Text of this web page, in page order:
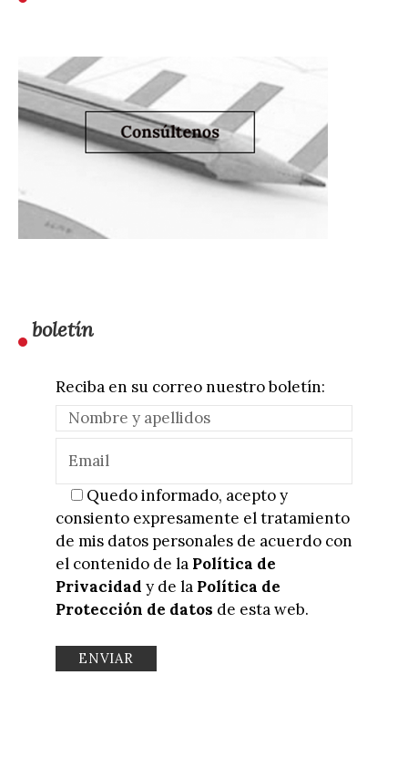
boletín
Reciba en su correo nuestro boletín:
Quedo informado, acepto y
consiento expresamente el tratamiento
de mis datos personales de acuerdo con
el contenido de la Política de
Privacidad y de la Política de
Protección de datos de esta web.